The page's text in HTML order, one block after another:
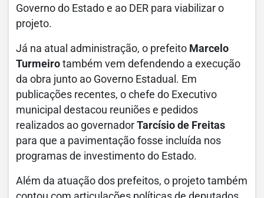
Governo do Estado e ao DER para viabilizar o
projeto.
Já na atual administração, o prefeito Marcelo
Turmeiro também vem defendendo a execução
da obra junto ao Governo Estadual. Em
publicações recentes, o chefe do Executivo
municipal destacou reuniões e pedidos
realizados ao governador Tarcísio de Freitas
para que a pavimentação fosse incluída nos
programas de investimento do Estado.
Além da atuação dos prefeitos, o projeto também